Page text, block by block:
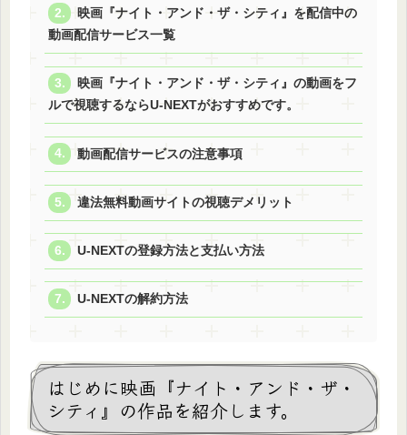
映画『ナイト・アンド・ザ・シティ』を配信中の
動画配信サービス一覧
映画『ナイト・アンド・ザ・シティ』の動画をフ
ルで視聴するならU-NEXTがおすすめです。
動画配信サービスの注意事項
違法無料動画サイトの視聴デメリット
U-NEXTの登録方法と支払い方法
U-NEXTの解約方法
はじめに映画『ナイト・アンド・ザ・
シティ』の作品を紹介します。